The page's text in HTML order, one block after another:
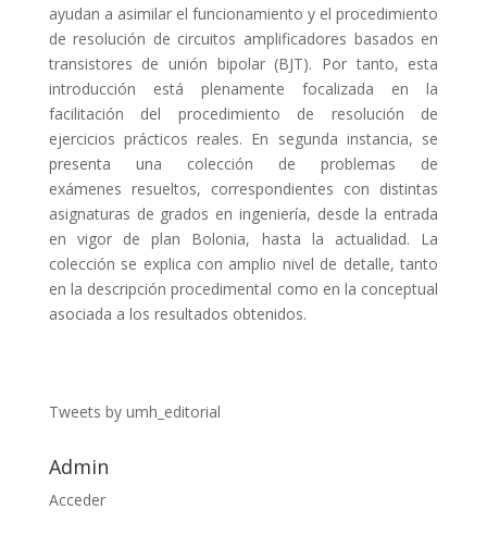
ayudan a asimilar el funcionamiento y el procedimiento
de resolución de circuitos amplificadores basados en
transistores de unión bipolar (BJT). Por tanto, esta
introducción está plenamente focalizada en la
facilitación del procedimiento de resolución de
ejercicios prácticos reales. En segunda instancia, se
presenta una colección de problemas de
exámenes resueltos, correspondientes con distintas
asignaturas de grados en ingeniería, desde la entrada
en vigor de plan Bolonia, hasta la actualidad. La
colección se explica con amplio nivel de detalle, tanto
en la descripción procedimental como en la conceptual
asociada a los resultados obtenidos.
Tweets by umh_editorial
Admin
Acceder